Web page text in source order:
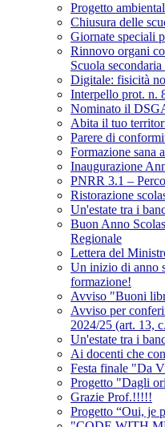
Progetto
Chiusura delle
Giornate speciali
Rinnovo organi
Scuola
Digitale: fisicità
Interpello prot. n.
Nominato il
Abita il tuo
Parere di
Formazione sana
Inaugurazione
PNRR 3.1 –
Ristorazione
Un'estate tra i
Buon Anno
Regionale
Lettera del
Un inizio di anno
formazione!
Avviso "Buoni
Avviso per
2024/25 (art. 13,
Un'estate tra i
Ai docenti che
Festa finale "Da
Progetto "Dagli
Grazie Prof.!!!!!
Progetto “Oui, je